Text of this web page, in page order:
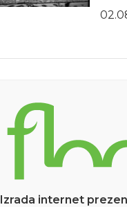
Izrada internet